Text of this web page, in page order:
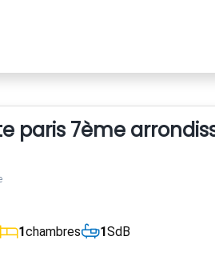
paris 7ème
1chambres 1SdB